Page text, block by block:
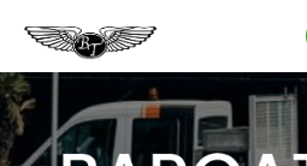
contenu
principal